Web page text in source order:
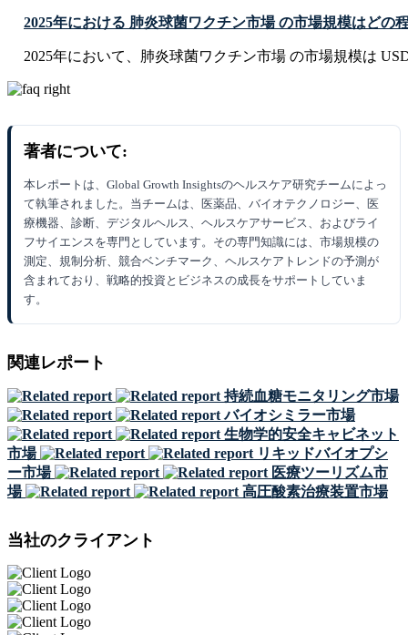
2025年における 肺炎球菌ワクチン市場 の市場規模はどの
2025年において、肺炎球菌ワクチン市場 の市場規模は
著者について:
本レポートは、Global Growth Insightsのヘルスケア研究チームによっ
て執筆されました。当チームは、医薬品、バイオテクノロジー、医
療機器、診断、デジタルヘルス、ヘルスケアサービス、およびライ
フサイエンスを専門としています。その専門知識には、市場規模の
測定、規制分析、競合ベンチマーク、ヘルスケアトレンドの予測が
含まれており、戦略的投資とビジネスの成長をサポートしていま
す。
関連レポート
持続血糖モニタリング市場
バイオシミラー市場
生物学的安全キャビネット
市場
リキッドバイオプシ
ー市場
医療ツーリズム市
場
高圧酸素治療装置市場
当社のクライアント